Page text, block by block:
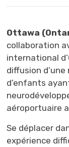
Ottawa
collaboration
international
diffusion
d’enfants
aéroportuaire
Se déplacer
expérience